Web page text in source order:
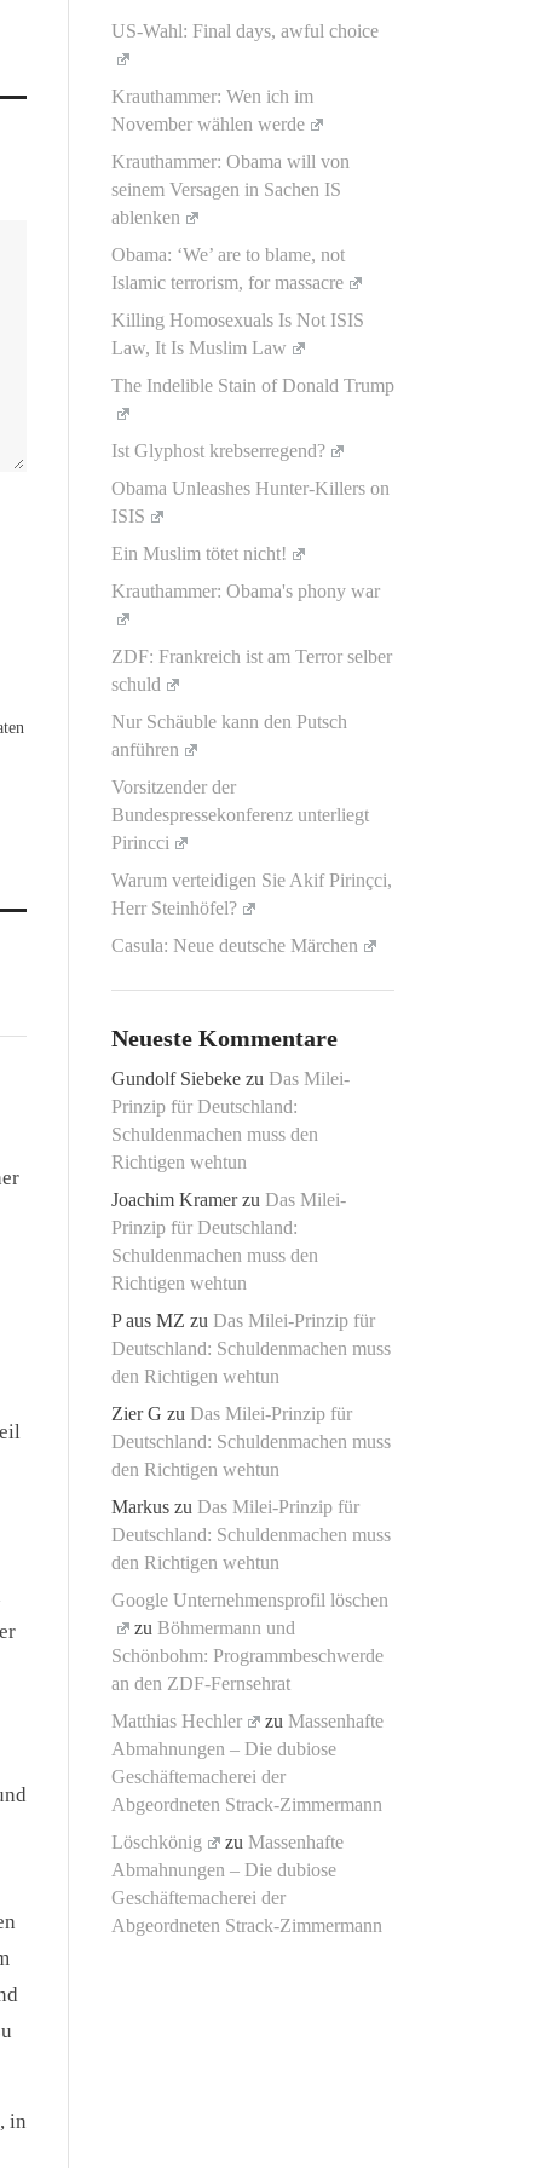
in
US-Wahl: Final days, awful choice
Krauthammer: Wen ich im
November wählen werde
Krauthammer: Obama will von
seinem Versagen in Sachen IS
ablenken
Obama: ‘We’ are to blame, not
Islamic terrorism, for massacre
Killing Homosexuals Is Not ISIS
Law, It Is Muslim Law
The Indelible Stain of Donald Trump
Ist Glyphost krebserregend?
Obama Unleashes Hunter-Killers on
ISIS
Ein Muslim tötet nicht!
Krauthammer: Obama's phony war
ZDF: Frankreich ist am Terror selber
schuld
Nur Schäuble kann den Putsch
anführen
Vorsitzender der
Bundespressekonferenz unterliegt
Pirincci
Warum verteidigen Sie Akif Pirinçci,
Herr Steinhöfel?
Casula: Neue deutsche Märchen
Neueste Kommentare
Gundolf Siebeke zu Das Milei-
Prinzip für Deutschland:
Schuldenmachen muss den
Richtigen wehtun
Joachim Kramerzu Das Milei-
Prinzip für Deutschland:
Schuldenmachen muss den
Richtigen wehtun
P aus MZ zu Das Milei-Prinzip für
Deutschland: Schuldenmachen muss
den Richtigen wehtun
Zier G zu Das Milei-Prinzip für
Deutschland: Schuldenmachen muss
den Richtigen wehtun
Markus zu Das Milei-Prinzip für
Deutschland: Schuldenmachen muss
den Richtigen wehtun
Google Unternehmensprofil löschen
zu Böhmermann und
Schönbohm: Programmbeschwerde
an den ZDF-Fernsehrat
Matthias Hechler
zu Massenhafte
Abmahnungen – Die dubiose
Geschäftemacherei der
Abgeordneten Strack-Zimmermann
Löschkönig
zu Massenhafte
Abmahnungen – Die dubiose
Geschäftemacherei der
Abgeordneten Strack-Zimmermann